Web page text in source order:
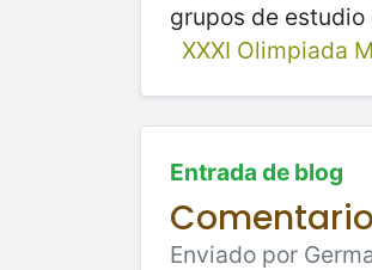
grupos de
XXXI Olimpiada
Entrada de blog
Enviado por